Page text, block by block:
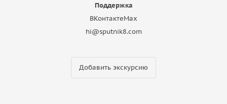
Поддержка
ВКонтактеMax
hi@sputnik8.com
Добавить экскурсию